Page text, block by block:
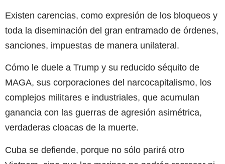
Existen carencias, como expresión de los bloqueos y
toda la diseminación del gran entramado de órdenes,
sanciones, impuestas de manera unilateral.
Cómo le duele a Trump y su reducido séquito de
MAGA, sus corporaciones del narcocapitalismo, los
complejos militares e industriales, que acumulan
ganancia con las guerras de agresión asimétrica,
verdaderas cloacas de la muerte.
Cuba se defiende, porque no sólo parirá otro